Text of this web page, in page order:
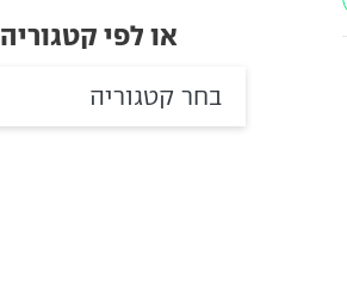
או לפי קטגוריה
בחר קטגוריה